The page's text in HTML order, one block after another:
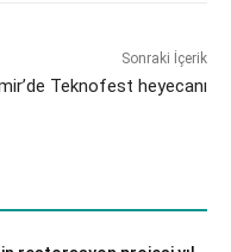
Sonraki İçerik
Teknofest heyecanı